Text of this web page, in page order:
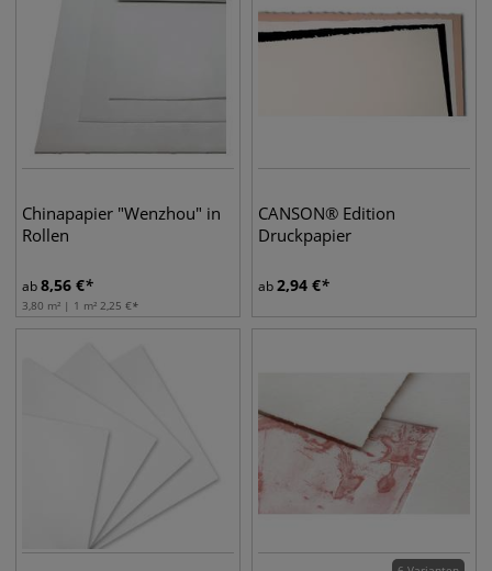
Chinapapier "Wenzhou" in
Rollen
ab8,56 €
3,80 m² | 1 m² 2,25 €
CANSON® Edition
Druckpapier
ab2,94 €